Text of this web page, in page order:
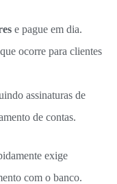
e pague em dia.
ocorre para clientes
assinaturas de
de contas.
exige
com o banco.